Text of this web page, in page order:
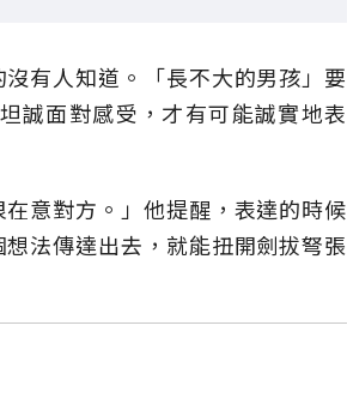
有人知道。「長不大的男孩」要
誠面對感受，才有可能誠實地表
意對方。」他提醒，表達的時候
法傳達出去，就能扭開劍拔弩張